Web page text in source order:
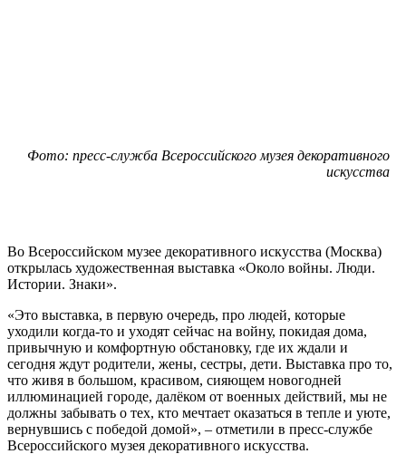
Фото: пресс-служба Всероссийского музея декоративного
искусства
Во Всероссийском музее декоративного искусства (Москва)
открылась художественная выставка «Около войны. Люди.
Истории. Знаки».
«Это выставка, в первую очередь, про людей, которые
уходили когда-то и уходят сейчас на войну, покидая дома,
привычную и комфортную обстановку, где их ждали и
сегодня ждут родители, жены, сестры, дети. Выставка про то,
что живя в большом, красивом, сияющем новогодней
иллюминацией городе, далёком от военных действий, мы не
должны забывать о тех, кто мечтает оказаться в тепле и уюте,
вернувшись с победой домой», – отметили в пресс-службе
Всероссийского музея декоративного искусства.